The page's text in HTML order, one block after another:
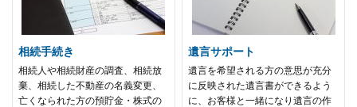
相続手続き
相続人や相続財産の調査、相続放
棄、相続した不動産の名義変更、
亡くなられた方の預貯金・株式の
遺言サポート
遺言を希望される方の意思が充分
に反映された遺言書ができるよう
に、お客様と一緒になり遺言の作